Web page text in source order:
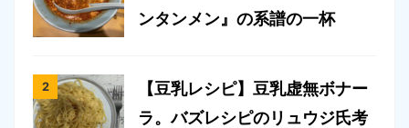
ンタンメン』の系譜の一杯
【豆乳レシピ】豆乳虚無ボナー
ラ。バズレシピのリュウジ氏考